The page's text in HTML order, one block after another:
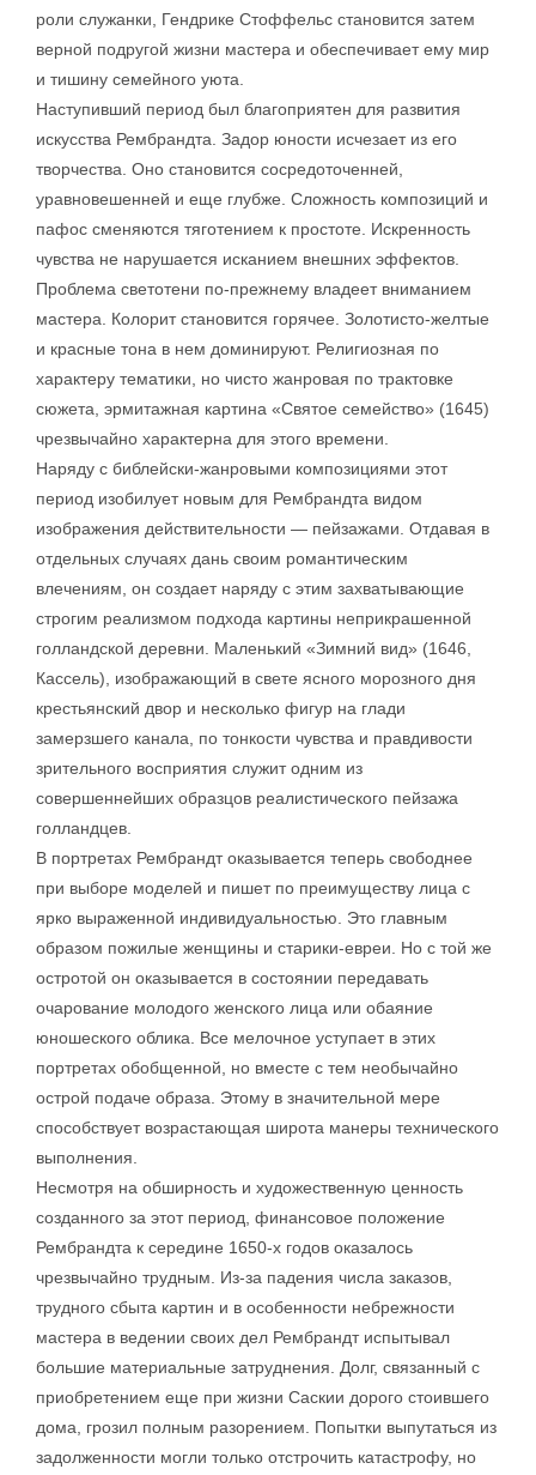
роли служанки, Гендрике Стоффельс становится затем
верной подругой жизни мастера и обеспечивает ему мир
и тишину семейного уюта.
Наступивший период был благоприятен для развития
искусства Рембрандта. Задор юности исчезает из его
творчества. Оно становится сосредоточенней,
уравновешенней и еще глубже. Сложность композиций и
пафос сменяются тяготением к простоте. Искренность
чувства не нарушается исканием внешних эффектов.
Проблема светотени по-прежнему владеет вниманием
мастера. Колорит становится горячее. Золотисто-желтые
и красные тона в нем доминируют. Религиозная по
характеру тематики, но чисто жанровая по трактовке
сюжета, эрмитажная картина «Святое семейство» (1645)
чрезвычайно характерна для этого времени.
Наряду с библейски-жанровыми композициями этот
период изобилует новым для Рембрандта видом
изображения действительности — пейзажами. Отдавая в
отдельных случаях дань своим романтическим
влечениям, он создает наряду с этим захватывающие
строгим реализмом подхода картины неприкрашенной
голландской деревни. Маленький «Зимний вид» (1646,
Кассель), изображающий в свете ясного морозного дня
крестьянский двор и несколько фигур на глади
замерзшего канала, по тонкости чувства и правдивости
зрительного восприятия служит одним из
совершеннейших образцов реалистического пейзажа
голландцев.
В портретах Рембрандт оказывается теперь свободнее
при выборе моделей и пишет по преимуществу лица с
ярко выраженной индивидуальностью. Это главным
образом пожилые женщины и старики-евреи. Но с той же
остротой он оказывается в состоянии передавать
очарование молодого женского лица или обаяние
юношеского облика. Все мелочное уступает в этих
портретах обобщенной, но вместе с тем необычайно
острой подаче образа. Этому в значительной мере
способствует возрастающая широта манеры технического
выполнения.
Несмотря на обширность и художественную ценность
созданного за этот период, финансовое положение
Рембрандта к середине 1650-х годов оказалось
чрезвычайно трудным. Из-за падения числа заказов,
трудного сбыта картин и в особенности небрежности
мастера в ведении своих дел Рембрандт испытывал
большие материальные затруднения. Долг, связанный с
приобретением еще при жизни Саскии дорого стоившего
дома, грозил полным разорением. Попытки выпутаться из
задолженности могли только отстрочить катастрофу, но